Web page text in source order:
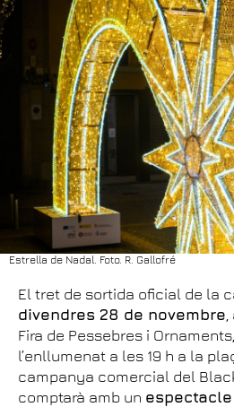
Estrella de Nadal. Foto. R. Gallofré
El tret de sortida oficial de la
divendres 28 de novembre
Fira de Pessebres i
l’enllumenat a les 19 h a la
campanya comercial del
comptarà amb un